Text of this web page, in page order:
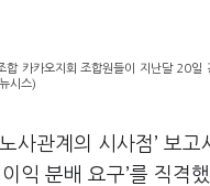
합 카카오지회 조합원들이 지난달 20
시스)
사관계의 시사점’ 보고
익 분배 요구’를 직격